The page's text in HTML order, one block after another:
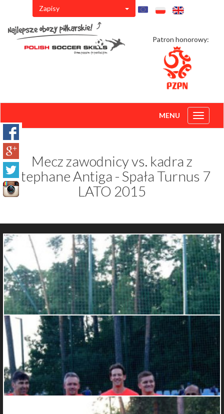
Zapisy
Patron honorowy:
Toggle
MENU
Mecz zawodnicy vs. kadra z
Stephane Antiga - Spała Turnus 7
LATO 2015